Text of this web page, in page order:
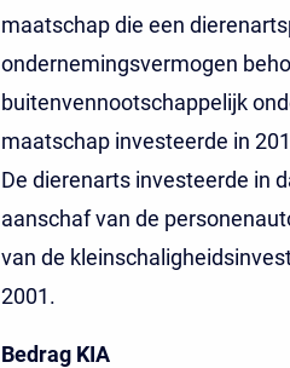
maatschap die een
ondernemingsvermogen
buitenvennootschappelijk
maatschap investeerde in
De dierenarts investeerde in
aanschaf van de
van de
2001.
Bedrag KIA